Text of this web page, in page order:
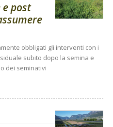
e post
obbligati gli interventi con i
subito dopo la semina e
dei seminativi